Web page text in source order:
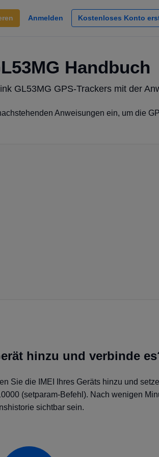
Anmelden Kostenloses Konto
Handbuch
GL53MG GPS-Trackers mit der
Anweisungen ein, um die
hinzu und verbinde
Sie die IMEI Ihres Geräts hinzu und
(setparam-Befehl). Nach wenigen
sichtbar sein.